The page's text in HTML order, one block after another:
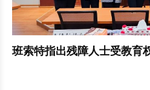
班索特指出残障人士受教育